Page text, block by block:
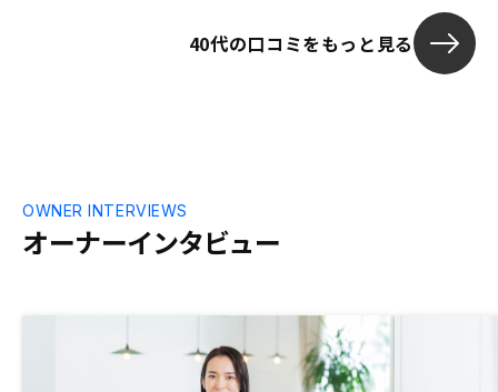
どにもすすめ
40代の口コミをもっと見る
オーナーインタビュー
OWNER INTERVIEWS